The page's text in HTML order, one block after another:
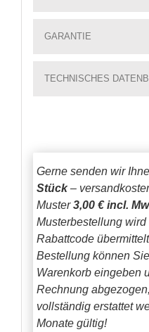
GARANTIE
TECHNISCHES
Gerne senden wir
Stück–
Muster3,00 € incl.
Musterbestellung
Rabattcode
Bestellung können
Warenkorb eingeben
Rechnung
vollständig erstattet
Monate gültig!